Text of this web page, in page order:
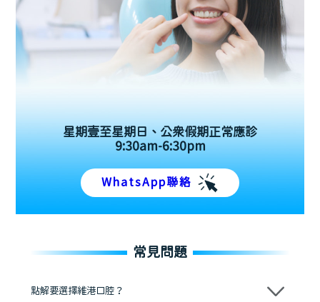
星期壹至星期日、公眾假期正常應診
9:30am-6:30pm
WhatsApp聯絡
常見問題
點解要選擇維港口腔？